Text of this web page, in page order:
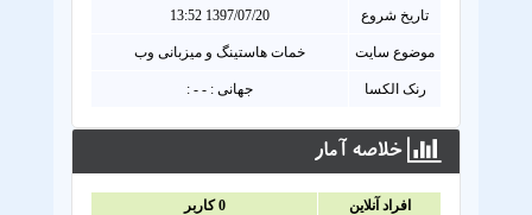
تاریخ شروع 1397/07/20 13:52
موضوع سایت خمات هاستینگ و میزبانی وب
رنک الکسا جهانی : - - :
خلاصه آمار
افراد آنلاين 0کاربر